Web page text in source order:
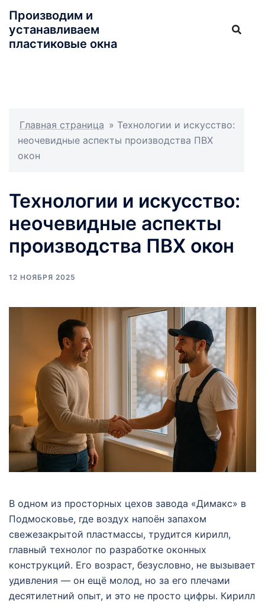
содержимому
Производим и
устанавливаем
пластиковые окна
Главная страница » Технологии и искусство:
неочевидные аспекты производства ПВХ
окон
Технологии и искусство:
неочевидные аспекты
производства ПВХ окон
12 НОЯБРЯ 2025
В одном из просторных цехов завода «Димакс» в
Подмосковье, где воздух напоён запахом
свежезакрытой пластмассы, трудится кирилл,
главный технолог по разработке оконных
конструкций. Его возраст, безусловно, не вызывает
удивления — он ещё молод, но за его плечами
десятилетний опыт, и это не просто цифры. Кирилл